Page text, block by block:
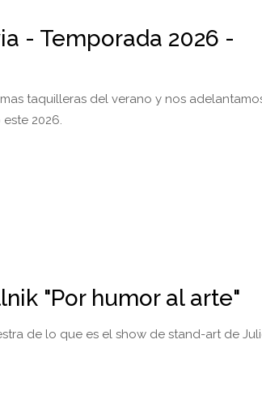
- Temporada 2026 -
taquilleras del verano y nos
2026.
"Por humor al arte"
de lo que es el show de stand-art de